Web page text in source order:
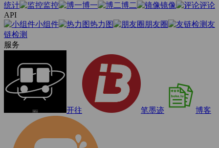
统计 监控 博一 博二 镜像
评论
API
小组件
热力图 朋友圈
友
链检测
服务
开往 笔墨迹 博客